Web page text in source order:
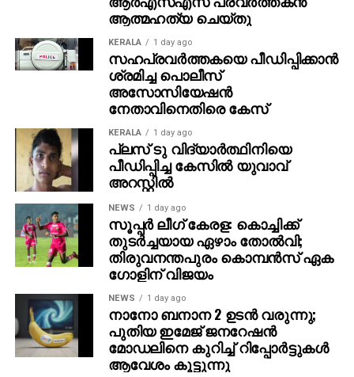
സമയത്ത് തോക്ക് പൊട്ടി വെടിയുണ്ട
തുളഞ്ഞുകയറിയതാണ് മുറിവെന്നും സംശയിക്കുന്നുണ്ട്.
സംഭവ സ്ഥലത്ത് രക്തം തളം കെട്ടികിടപ്പുണ്ട്. തട്ടേക്കാട്
ഞായപ്പിള്ളിയില്‍ നിന്ന് മൂന്നു കിലോമീറ്റര്‍ അകലെ
ഉള്‍വനത്തിലാണ് സംഭവം. കോതമംഗലം ഗവണ്‍മെന്റ്
ആശുപത്രി മോര്‍ച്ചറിയില്‍ ഇന്‍ക്വസ്റ്റ് നടപടികള്‍
പൂര്‍ത്തീകരിച്ച ശേഷം ടോണിയുടെ മൃതദേഹം ആലപ്പുഴ
മെഡിക്കല്‍ കോളജിലേക്ക് മാറ്റി. മുവാറ്റുപുഴ
ഡിവൈ.എസ്.പി.കെ ബിജുമോന്‍ സംഭവസ്ഥലം
സന്ദര്‍ശിച്ചു.
കുട്ടമ്പുഴ എസ് ഐ പി.ജംഷീദിന്റെ
നേതൃത്വത്തിലായിരുന്നു ഇന്‍ക്വസ്റ്റ്
പൂര്‍ത്തിയാക്കിയത്. ടോണി മാത്യുവിന്റെ സംസ്‌കാരം
ഇന്ന് ഉച്ചക്ക് 2 ന് ഞായപ്പിളളി സെന്റ് ആന്റണീസ് പള്ളി
സെമിത്തേരികില്‍. മാതാവ്: ഏലിക്കുട്ടി (സെലിന്‍)
കോതമംഗലം തോട്ടുങ്കല്‍ കുടുംബാംഗമാണ്. സഹോദരി
സ്മിത.
ആത്മഹത്യ ചെയ്തു
KERALA 1 day ago
സഹപ്രവര്‍ത്തകയെ പീഡിപ്പിക്കാന്‍
ശ്രമിച്ച പൊലീസ്
അസോസിയേഷന്‍
നേതാവിനെതിരെ കേസ്
KERALA 1 day ago
പ്ലസ് ടു വിദ്യാര്‍ത്ഥിനിയെ
പീഡിപ്പിച്ച കേസില്‍ യുവാവ്
അറസ്റ്റില്‍
NEWS 1 day ago
സൂപ്പര്‍ ലീഗ് കേരള: കൊച്ചിക്ക്
തുടര്‍ച്ചയായ ഏഴാം തോല്‍വി;
തിരുവനന്തപുരം കൊമ്പന്‍സ് ഏക
ഗോളിന് വിജയം
NEWS 1 day ago
നാനോ ബനാന 2 ഉടന്‍ വരുന്നു;
പുതിയ ഇമേജ് ജനറേഷന്‍
മോഡലിനെ കുറിച്ച് റിപ്പോര്‍ട്ടുകള്‍
ആവേശം കൂട്ടുന്നു